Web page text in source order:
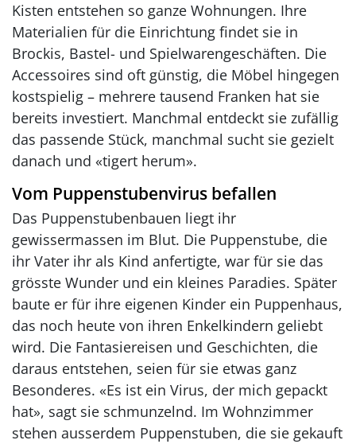
Kisten entstehen so ganze Wohnungen. Ihre
Materialien für die Einrichtung findet sie in
Brockis, Bastel- und Spielwarengeschäften. Die
Accessoires sind oft günstig, die Möbel hingegen
kostspielig – mehrere tausend Franken hat sie
bereits investiert. Manchmal entdeckt sie zufällig
das passende Stück, manchmal sucht sie gezielt
danach und «tigert herum».
Vom Puppenstubenvirus befallen
Das Puppenstubenbauen liegt ihr
gewissermassen im Blut. Die Puppenstube, die
ihr Vater ihr als Kind anfertigte, war für sie das
grösste Wunder und ein kleines Paradies. Später
baute er für ihre eigenen Kinder ein Puppenhaus,
das noch heute von ihren Enkelkindern geliebt
wird. Die Fantasiereisen und Geschichten, die
daraus entstehen, seien für sie etwas ganz
Besonderes. «Es ist ein Virus, der mich gepackt
hat», sagt sie schmunzelnd. Im Wohnzimmer
stehen ausserdem Puppenstuben, die sie gekauft